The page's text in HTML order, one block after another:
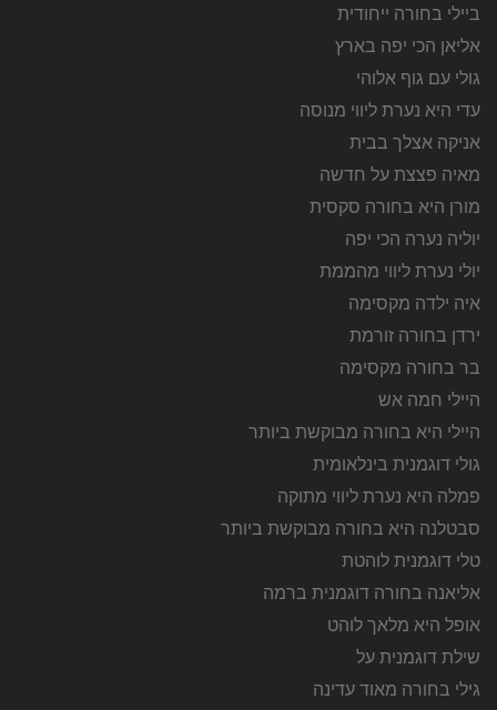
ביילי בחורה ייחודית
אליאן הכי יפה בארץ
גולי עם גוף אלוהי
עדי היא נערת ליווי מנוסה
אניקה אצלך בבית
מאיה פצצת על חדשה
מורן היא בחורה סקסית
יוליה נערה הכי יפה
יולי נערת ליווי מהממת
איה ילדה מקסימה
ירדן בחורה זורמת
בר בחורה מקסימה
היילי חמה אש
היילי היא בחורה מבוקשת ביותר
גולי דוגמנית בינלאומית
פמלה היא נערת ליווי מתוקה
סבטלנה היא בחורה מבוקשת ביותר
טלי דוגמנית לוהטת
אליאנה בחורה דוגמנית ברמה
אופל היא מלאך לוהט
שילת דוגמנית על
גילי בחורה מאוד עדינה